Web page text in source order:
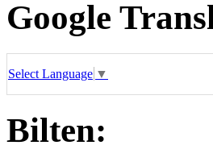
Google
Select Language ▼
Bilten: